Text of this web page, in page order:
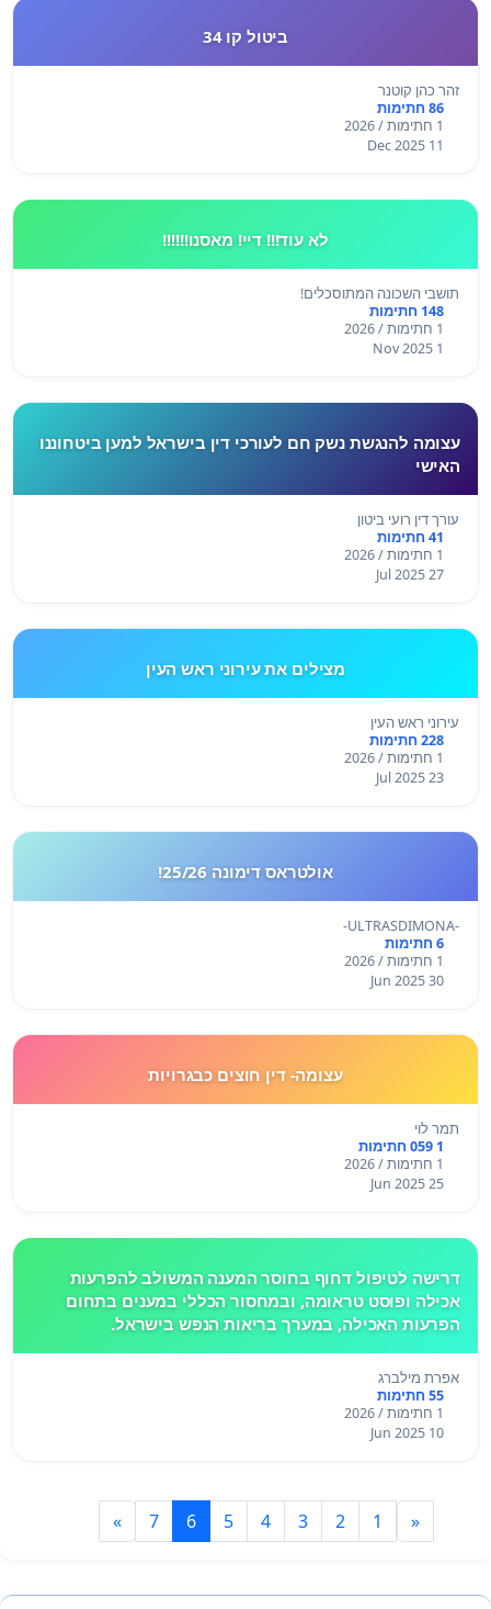
ביטול קו 34
זהר כהן קוטנר
86 חתימות
1 חתימות / 2026
11 Dec 2025
לא עוד!!! דיי! מאסנו!!!!!!
תושבי השכונה המתוסכלים!
148 חתימות
1 חתימות / 2026
1 Nov 2025
עצומה להנגשת נשק חם לעורכי דין בישראל למען ביטחוננו
האישי
עורך דין רועי ביטון
41 חתימות
1 חתימות / 2026
27 Jul 2025
מצילים את עירוני ראש העין
עירוני ראש העין
228 חתימות
1 חתימות / 2026
23 Jul 2025
אולטראס דימונה 25/26!
-ULTRASDIMONA-
6 חתימות
1 חתימות / 2026
30 Jun 2025
עצומה- דין חוצים כבגרויות
תמר לוי
1 059 חתימות
1 חתימות / 2026
25 Jun 2025
דרישה לטיפול דחוף בחוסר המענה המשולב להפרעות
אכילה ופוסט טראומה, ובמחסור הכללי במענים בתחום
הפרעות האכילה, במערך בריאות הנפש בישראל.
אפרת מילברג
55 חתימות
1 חתימות / 2026
10 Jun 2025
«
1
2
3
4
5
6
7
»